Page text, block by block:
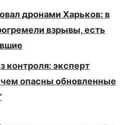
дронами Харьков: в
взрывы, есть
контроля: эксперт
опасны обновленные